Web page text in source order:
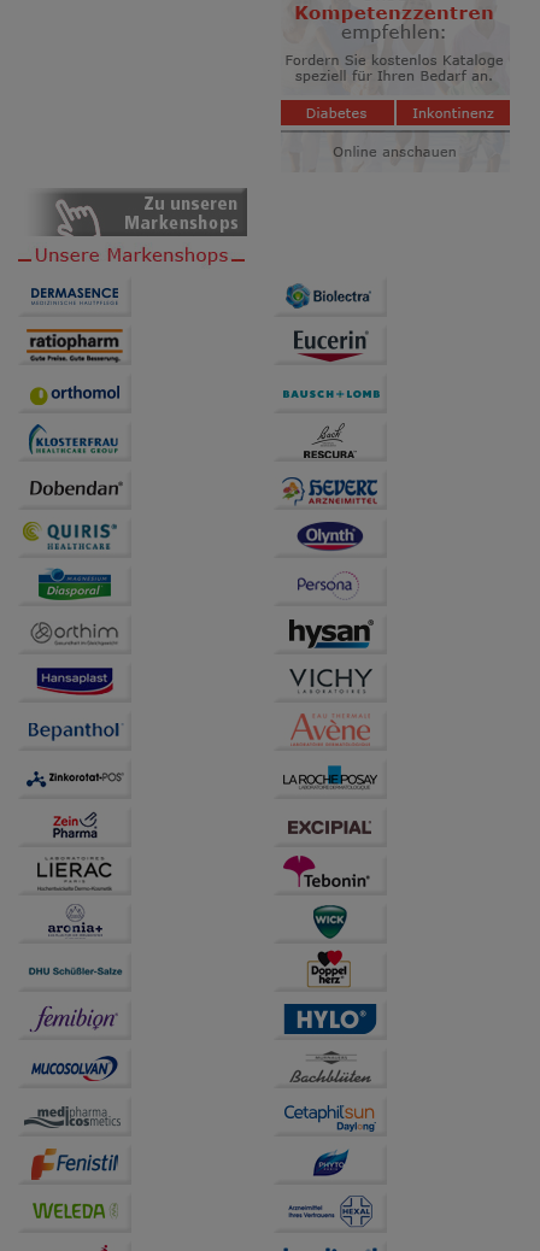
Website weiter für Sie optimieren können, den Inhalt
auf unserer Website aber auch die Werbung auf
Drittseiten möglichst relevant für Sie zu gestalten.
Bitte beachten Sie, dass Daten hierfür teilweise an
Dritte wie z.B. Google oder soziale Medien